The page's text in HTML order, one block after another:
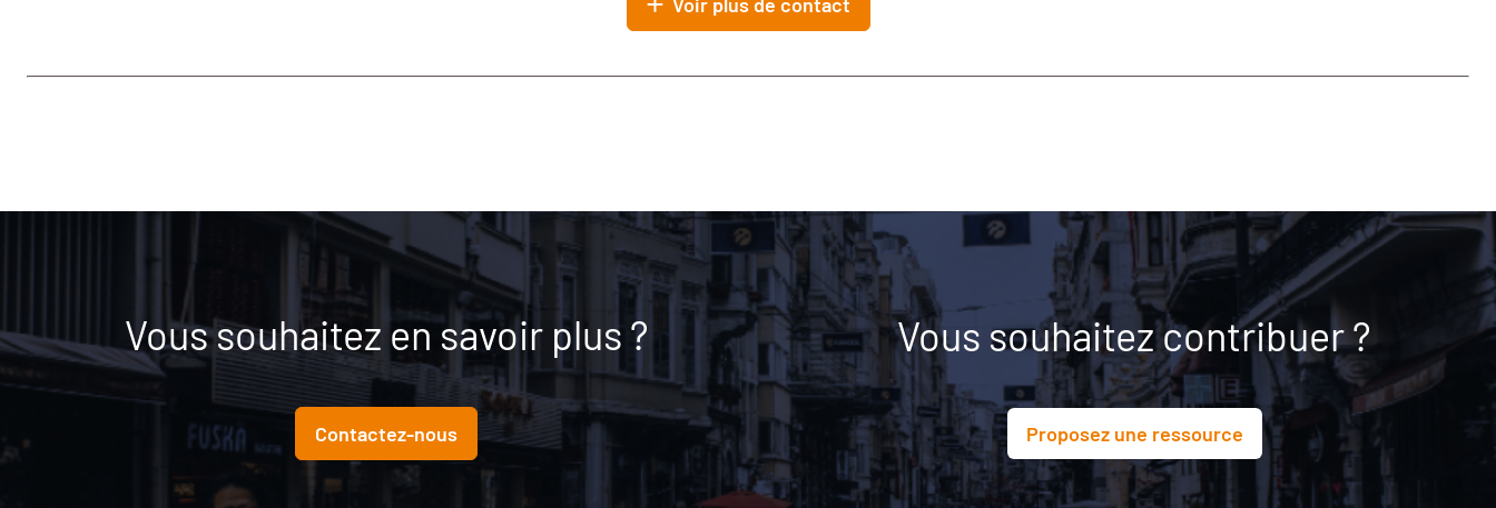
Vous souhaitez en savoir plus ?
Contactez-nous
Vous souhaitez contribuer ?
Proposez une ressource